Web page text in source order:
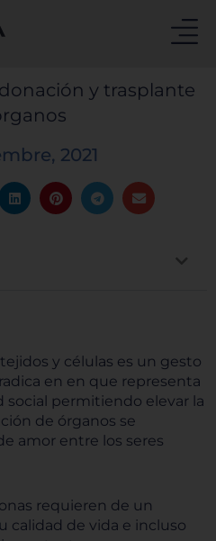
y trasplante
2021
y células es un gesto
en en que representa
social permitiendo elevar la
de órganos se
amor entre los seres
requieren de un
calidad de vida e incluso